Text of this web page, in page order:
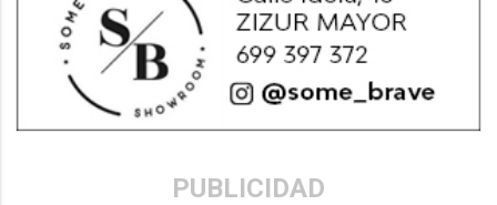
PUBLICIDAD